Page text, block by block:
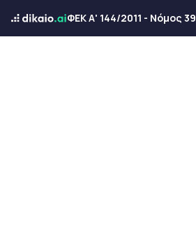
ΦΕΚ Α' 144/2011 - Νόμος